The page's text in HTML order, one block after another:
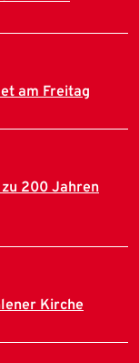
am Freitag
200 Jahren
Kirche